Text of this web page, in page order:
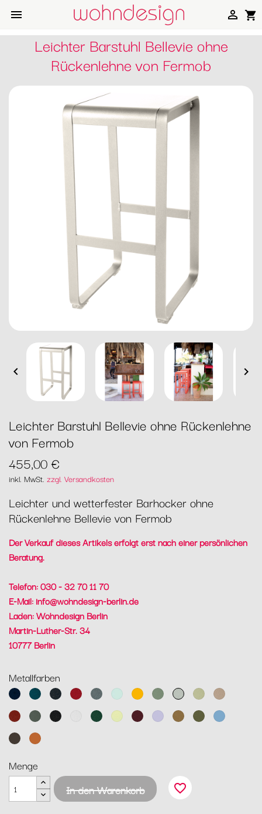
 shopping_cart

Leichter Barstuhl Bellevie ohne
Rückenlehne von Fermob
 
Leichter Barstuhl Bellevie ohne Rückenlehne
von Fermob
455,00 €
inkl. MwSt. zzgl. Versandkosten
Leichter und wetterfester Barhocker ohne
Rückenlehne Bellevie von Fermob
Der Verkauf dieses Artikels erfolgt erst nach einer persönlichen
Beratung.
Telefon: 030 - 32 70 11 70
E-Mail: info@wohndesign-berlin.de
Laden: Wohndesign Berlin
Martin-Luther-Str. 34
10777 Berlin
Metallfarben
AbyssblauAcapulcoblau
Anthrazit
Chili Gewittergrau
Gletscherminze
HonigKaktusLehmgrau
LindgrünMuskat
OckerRosmarin
Lakritz Baumwollweiß
Zederngrün
Zitronensorbet
Schwarzkirsche
Marshmallo
Lebkuchen
PestoMaya
TonkaKandierte
Menge
In den Warenkorb
favorite_border